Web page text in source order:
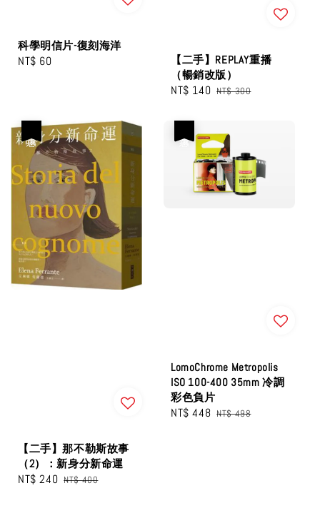
科學明信片-復刻海洋
Regular
NT$ 60
【二手】REPLAY重播
（暢銷改版）
Sale
NT$ 140 Regular
NT$ 300
【二手】那不勒斯故事
（2）：新身分新命運
Sale
NT$ 240 Regular
NT$ 400
LomoChrome Metropolis
ISO 100-400 35mm 冷調
彩色負片
Sale
NT$ 448 Regular
NT$ 498